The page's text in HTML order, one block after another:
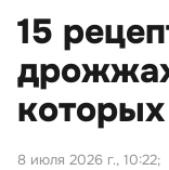
15
8 июля 2026 г., 10:22;